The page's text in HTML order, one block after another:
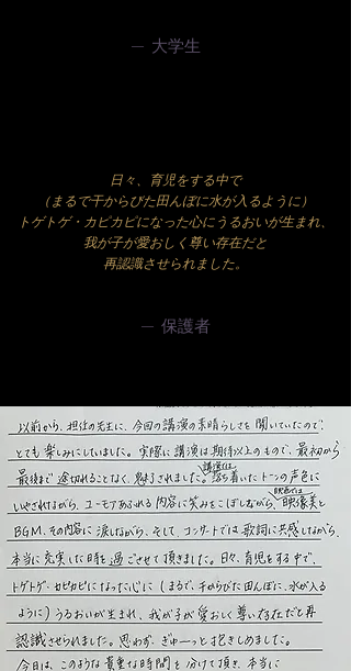
— 大学生
​日々、育児をする中で
（まるで干からびた田んぼに水が入るように）
トゲトゲ・カピカピになった心にうるおいが生まれ、
我が子が愛おしく尊い存在だと
再認識させられました。​
— 保護者